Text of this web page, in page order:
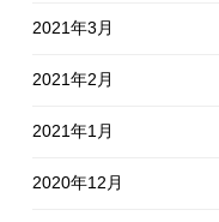
2021年3月
2021年2月
2021年1月
2020年12月